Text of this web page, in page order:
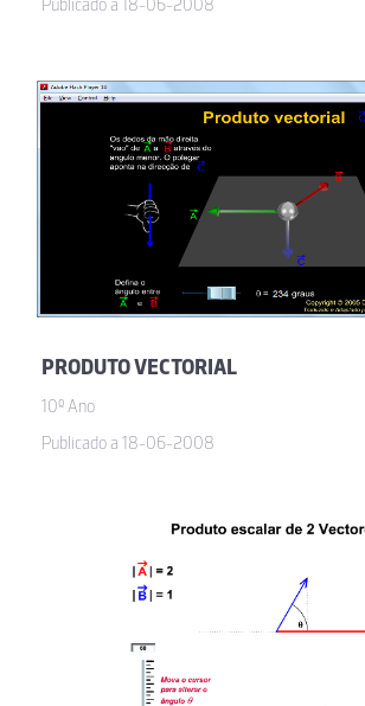
Publicado a 18-06-2008
PRODUTO VECTORIAL
10º Ano
Publicado a 18-06-2008